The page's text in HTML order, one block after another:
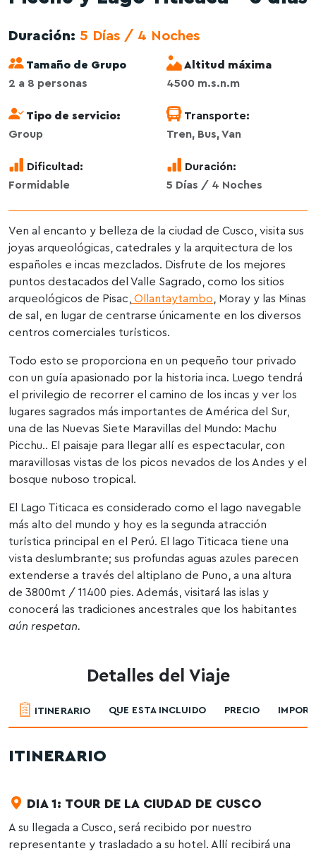
Duración: 5 Días / 4 Noches
Tamaño de Grupo
2 a 8 personas
Altitud máxima
4500 m.s.n.m
Tipo de servicio:
Group
Transporte:
Tren, Bus, Van
Dificultad:
Formidable
Duración:
5 Días / 4 Noches
Ven al encanto y belleza de la ciudad de Cusco, visita sus
joyas arqueológicas, catedrales y la arquitectura de los
españoles e incas mezclados. Disfrute de los mejores
puntos destacados del Valle Sagrado, como los sitios
arqueológicos de Pisac, Ollantaytambo , Moray y las Minas
de sal, en lugar de centrarse únicamente en los diversos
centros comerciales turísticos.
Todo esto se proporciona en un pequeño tour privado
con un guía apasionado por la historia inca. Luego tendrá
el privilegio de recorrer el camino de los incas y ver los
lugares sagrados más importantes de América del Sur,
una de las Nuevas Siete Maravillas del Mundo: Machu
Picchu.. El paisaje para llegar allí es espectacular, con
maravillosas vistas de los picos nevados de los Andes y el
bosque nuboso tropical.
El Lago Titicaca es considerado como el lago navegable
más alto del mundo y hoy es la segunda atracción
turística principal en el Perú. El lago Titicaca tiene una
vista deslumbrante; sus profundas aguas azules parecen
extenderse a través del altiplano de Puno, a una altura
de 3800mt / 11400 pies. Además, visitará las islas y
conocerá las tradiciones ancestrales que los habitantes
aún respetan.
Detalles del Viaje
ITINERARIO QUE ESTA INCLUIDO PRECIO
ITINERARIO
DIA 1: TOUR DE LA CIUDAD DE CUSCO
A su llegada a Cusco, será recibido por nuestro
representante y trasladado a su hotel. Allí recibirá una